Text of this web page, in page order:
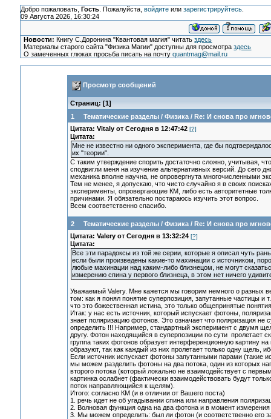
Добро пожаловать, Гость. Пожалуйста, войдитеили зарегистрируйтесь.
09 Августа 2026, 16:30:24
Новости: Книгу С.Доронина "Квантовая магия" читатьздесь
Материалы старого сайта "Физика Магии" доступны для просмотраздесь
О замеченных глюках просьба писать на почтуquantmag@mail.ru
Просмотр сообщений
Страниц: [1]
1
Тематические разделы/ Физика/ Re: И снова про
Цитата: Vitaly от Сегодня в 12:47:42 [?]
Цитата:
Мне не известно ни одного эксперимента, где бы
их "теории".
С таким утверждение спорить достаточно сложно, учитывая,
сподвигли меня на изучение альтернативных версий. До сего
механика вполне научна, не опровергнута многочисленными
Тем не менее, я допускаю, что чисто случайно я в своих
эксперименты, опровергающие КМ, либо есть авторитетные
причинами. Я обязательно постараюсь изучить этот вопрос.
Всем соответственно спасибо.
2 Тематические разделы/ Физика/ Re: И снова про
Цитата: Valery от Сегодня в 13:32:24 [?]
Цитата:
Все эти парадоксы из той же серии, которые я описал чуть
если были произведены какие-то махинации с источником,
любые махинации над каким-либо близнецом, не могут
измерению спина у первого близнеца, в этом нет ничего
Уважаемый Valery. Мне кажется мы говорим немного о разных
том: как я понял понятие суперпозиция, запутанные частицы
что это божественная истина, это только общепринятые
Итак: у нас есть источник, который испускает фотоны,
знает поляризацию фотонов. Это означает что поляризация
определить !!! Например, стандартный эксперимент с двумя
другу. Фотон находящийся в суперпозиции по сути пролетает
группа таких фотонов образует интерференционную картину
образуют, так как каждый из них пролетает только одну щель,
Если источник испускает фотоны запутанными парами (такие
мы можем разделить фотоны на два потока, один из которых
второго потока (который локально не взаимодействует с
картинка ослабнет (фактически взаимодействовать будут
поток направляющийся к щелям).
Итого: согласно КМ (и в отличии от Вашего поста)
1. речь идет не об угадывании спина или направления
2. Волновая функция одна на два фотона и в момент
3. Мы можем определить: был ли фотон (и соответственно его